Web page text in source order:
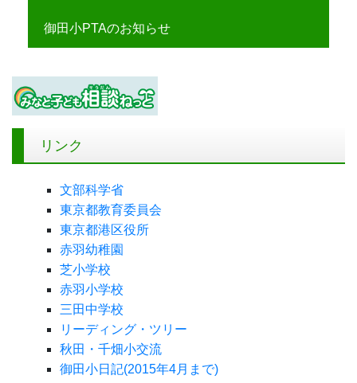
御田小PTAのお知らせ
リンク
文部科学省
東京都教育委員会
東京都港区役所
赤羽幼稚園
芝小学校
赤羽小学校
三田中学校
リーディング・ツリー
秋田・千畑小交流
御田小日記(2015年4月まで)